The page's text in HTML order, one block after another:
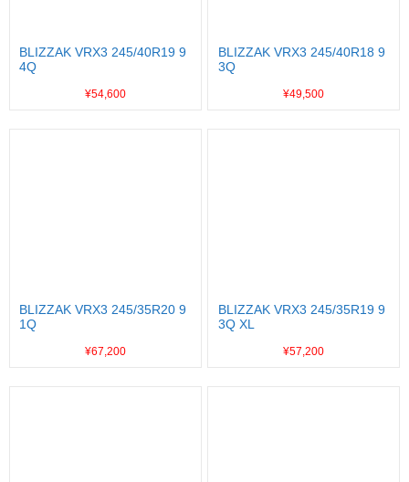
BLIZZAK VRX3 245/40R19 9
4Q
¥54,600
BLIZZAK VRX3 245/40R18 9
3Q
¥49,500
BLIZZAK VRX3 245/35R20 9
1Q
¥67,200
BLIZZAK VRX3 245/35R19 9
3Q XL
¥57,200